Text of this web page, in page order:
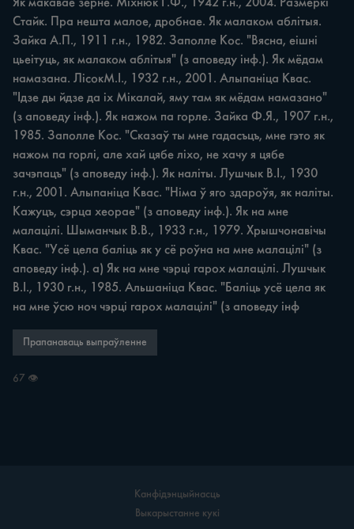
Як макавае зерне. Міхнюк Г.Ф., 1942 г.н., 2004. Размеркі
Стайк. Пра нешта малое, дробнае. Як малаком аблітыя.
Зайка А.П., 1911 г.н., 1982. Заполле Кос. "Вясна, еішні
цьеітуць, як малаком аблітыя" (з аповеду інф.). Як мёдам
намазана. ЛісокМ.І., 1932 г.н., 2001. Алыпаніца Квас.
"Ідзе ды йдзе да іх Мікалай, яму там як мёдам намазано"
(з аповеду інф.). Як нажом па горле. Зайка Ф.Я., 1907 г.н.,
1985. Заполле Кос. "Сказаў ты мне гадасъцъ, мне гэто як
нажом па горлі, але хай цябе ліхо, не хачу я цябе
зачэпацъ" (з аповеду інф.). Як наліты. Лушчык В.І., 1930
г.н., 2001. Алыпаніца Квас. "Німа ў яго здароўя, як наліты.
Кажуцъ, сэрца хеорае" (з аповеду інф.). Як на мне
малацілі. Шыманчык В.В., 1933 г.н., 1979. Хрышчонавічы
Квас. "Усё цела баліць як у сё роўна на мне малацілі" (з
аповеду інф.). а) Як на мне чэрці гарох малацілі. Лушчык
B.I., 1930 г.н., 1985. Альшаніца Квас. "Баліць усё цела як
на мне ўсю ноч чэрці гарох малацілі" (з аповеду інф
Прапанаваць выпраўленне
67 👁
Канфідэнцыйнасць
Выкарыстанне кукі